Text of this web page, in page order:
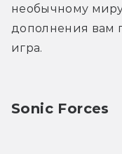
необычному
дополнения вам
игра.
Sonic Forces